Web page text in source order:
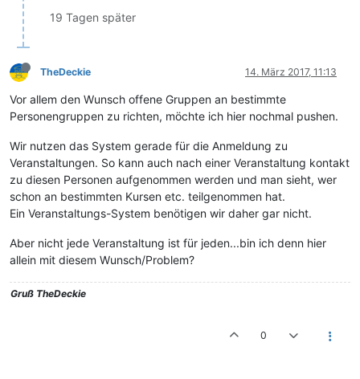
19 Tagen später
TheDeckie 14. März 2017, 11:13
Vor allem den Wunsch offene Gruppen an bestimmte
Personengruppen zu richten, möchte ich hier nochmal pushen.
Wir nutzen das System gerade für die Anmeldung zu
Veranstaltungen. So kann auch nach einer Veranstaltung kontakt
zu diesen Personen aufgenommen werden und man sieht, wer
schon an bestimmten Kursen etc. teilgenommen hat.
Ein Veranstaltungs-System benötigen wir daher gar nicht.
Aber nicht jede Veranstaltung ist für jeden...bin ich denn hier
allein mit diesem Wunsch/Problem?
Gruß TheDeckie
0